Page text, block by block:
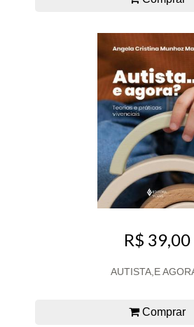
R$ 39,00
AUTISTA,E
Comprar